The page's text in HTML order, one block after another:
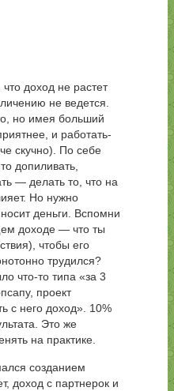
доход не растет
не ведется.
но имея больший
и работать-
скучно). По себе
допиливать,
— делать то, что на
Но нужно
деньги. Вспомни
доходе — что ты
чтобы его
трудился?
что-то типа «за 3
проект
с него доход». 10%
Это же
на практике.
созданием
доход с партнерок и